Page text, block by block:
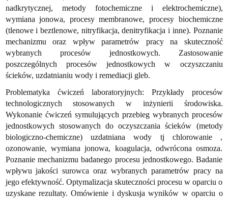
nadkrytycznej, metody fotochemiczne i elektrochemiczne),
wymiana jonowa, procesy membranowe, procesy biochemiczne
(tlenowe i beztlenowe, nitryfikacja, denitryfikacja i inne). Poznanie
mechanizmu oraz wpływ parametrów pracy na skuteczność
wybranych procesów jednostkowych. Zastosowanie
poszczególnych procesów jednostkowych w oczyszczaniu
ścieków, uzdatnianiu wody i remediacji gleb.
Problematyka ćwiczeń laboratoryjnych: Przykłady procesów
technologicznych stosowanych w inżynierii środowiska.
Wykonanie ćwiczeń symulujących przebieg wybranych procesów
jednostkowych stosowanych do oczyszczania ścieków (metody
biologiczno-chemiczne) uzdatniana wody tj chlorowanie ,
ozonowanie, wymiana jonowa, koagulacja, odwrócona osmoza.
Poznanie mechanizmu badanego procesu jednostkowego. Badanie
wpływu jakości surowca oraz wybranych parametrów pracy na
jego efektywność. Optymalizacja skuteczności procesu w oparciu o
uzyskane rezultaty. Omówienie i dyskusja wyników w oparciu o